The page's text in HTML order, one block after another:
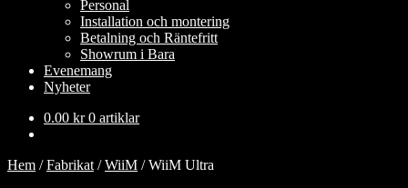
Personal
Installation och montering
Betalning och Räntefritt
Showrum i Bara
Evenemang
Nyheter
0.00 kr 0 artiklar
Hem /Fabrikat /WiiM /WiiM Ultra